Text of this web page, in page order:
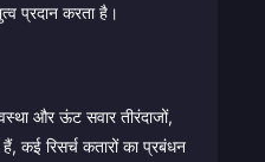
प्रदान करता है।
और ऊंट सवार तीरंदाजों,
कई रिसर्च कतारों का प्रबंधन